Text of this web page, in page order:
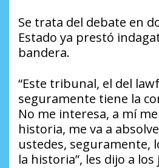
Se trata del debate en
Estado ya prestó
bandera.
“Este tribunal, el del
seguramente tiene la
No me interesa, a mí
historia, me va a
ustedes, seguramente,
la historia”, les dijo a los